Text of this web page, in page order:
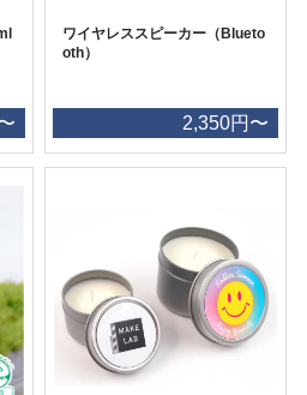
ワイヤレススピーカー（Blueto
oth）
2,350円〜